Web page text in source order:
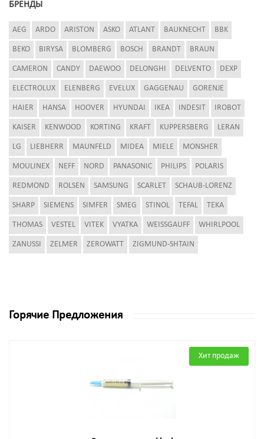
БРЕНДЫ
AEG ARDO ARISTON ASKO ATLANT BAUKNECHT BBK
BEKO BIRYSA BLOMBERG BOSCH BRANDT BRAUN
CAMERON CANDY DAEWOO DELONGHI DELVENTO DEXP
ELECTROLUX ELENBERG EVELUX GAGGENAU GORENJE
HAIER HANSA HOOVER HYUNDAI IKEA INDESIT IROBOT
KAISER KENWOOD KORTING KRAFT KUPPERSBERG LERAN
LG LIEBHERR MAUNFELD MIDEA MIELE MONSHER
MOULINEX NEFF NORD PANASONIC PHILIPS POLARIS
REDMOND ROLSEN SAMSUNG SCARLET SCHAUB-LORENZ
SHARP SIEMENS SIMFER SMEG STINOL TEFAL TEKA
THOMAS VESTEL VITEK VYATKA WEISSGAUFF WHIRLPOOL
ZANUSSI ZELMER ZEROWATT ZIGMUND-SHTAIN
Горячие Предложения
Хит продаж